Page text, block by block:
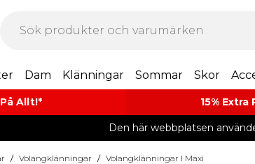
Dam Klänningar Sommar Skor
Allt!* 15% Extra
Den här webbplatsen
/ Volangklänningar / Volangklänningar I Maxi